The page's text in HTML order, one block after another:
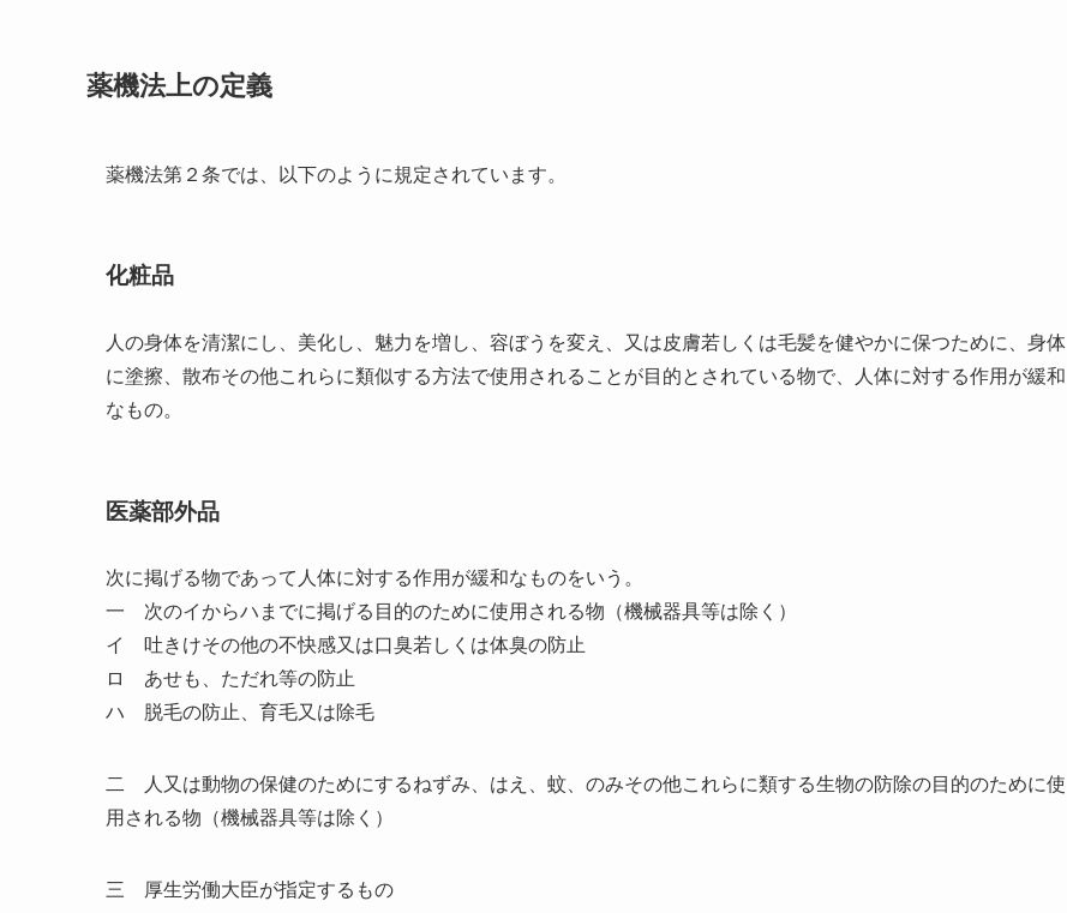
薬機法上の定義
薬機法第２条では、以下のように規定されています。
化粧品
人の身体を清潔にし、美化し、魅力を増し、容ぼうを変え、又は皮膚若しくは毛髪を健やかに保つために、身体
に塗擦、散布その他これらに類似する方法で使用されることが目的とされている物で、人体に対する作用が緩和
なもの。
医薬部外品
次に掲げる物であって人体に対する作用が緩和なものをいう。
一 次のイからハまでに掲げる目的のために使用される物（機械器具等は除く）
イ 吐きけその他の不快感又は口臭若しくは体臭の防止
ロ あせも、ただれ等の防止
ハ 脱毛の防止、育毛又は除毛
二 人又は動物の保健のためにするねずみ、はえ、蚊、のみその他これらに類する生物の防除の目的のために使
用される物（機械器具等は除く）
三 厚生労働大臣が指定するもの